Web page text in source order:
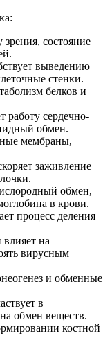
состояние
выведению
стенки.
белков и
работу сердечно-
обмен.
мембраны,
заживление
обмен,
в крови.
процесс деления
на
вирусным
и обменные
в
обмен веществ.
костной